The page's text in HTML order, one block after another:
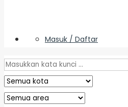
Masuk / Daftar